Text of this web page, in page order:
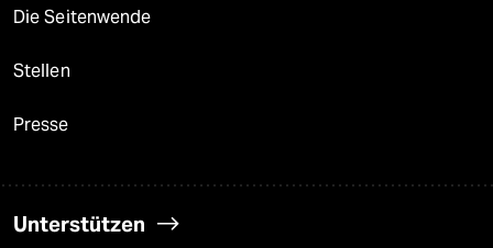
Die Seitenwende
Stellen
Presse
Unterstützen